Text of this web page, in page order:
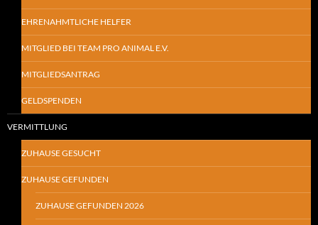
EHRENAHMTLICHE HELFER
MITGLIED BEI TEAM PRO ANIMAL E.V.
MITGLIEDSANTRAG
GELDSPENDEN
VERMITTLUNG
ZUHAUSE GESUCHT
ZUHAUSE GEFUNDEN
ZUHAUSE GEFUNDEN 2026